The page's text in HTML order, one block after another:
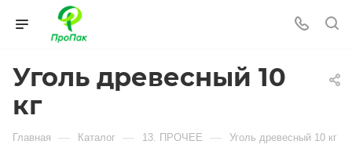
Уголь древесный 10
кг
Главная — Каталог — 13. ПРОЧЕЕ — Уголь древесный 10 кг